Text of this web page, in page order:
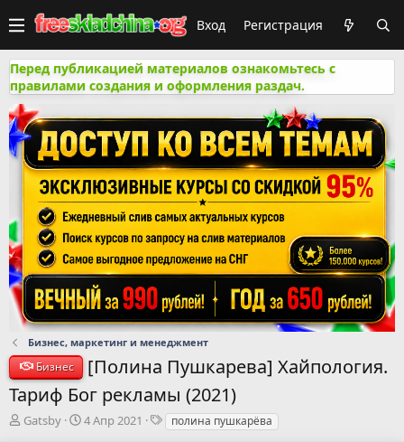
Вход Регистрация
Перед публикацией материалов ознакомьтесь с
правилами создания и оформления раздач.
Бизнес, маркетинг и менеджмент
Бизнес
[Полина Пушкарева] Хайпология.
Тариф Бог рекламы (2021)
А
Gatsby
Д
4 Апр 2021
Тполина пушкарёва